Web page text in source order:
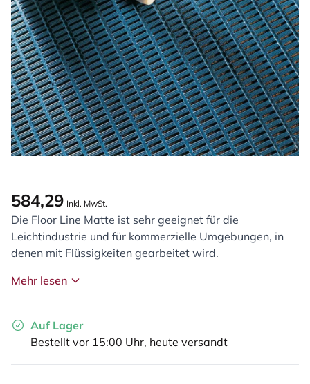
584,29 Inkl. MwSt.
Die Floor Line Matte ist sehr geeignet für die
Leichtindustrie und für kommerzielle Umgebungen, in
denen mit Flüssigkeiten gearbeitet wird.
Mehr lesen
Auf Lager
Bestellt vor 15:00 Uhr, heute versandt